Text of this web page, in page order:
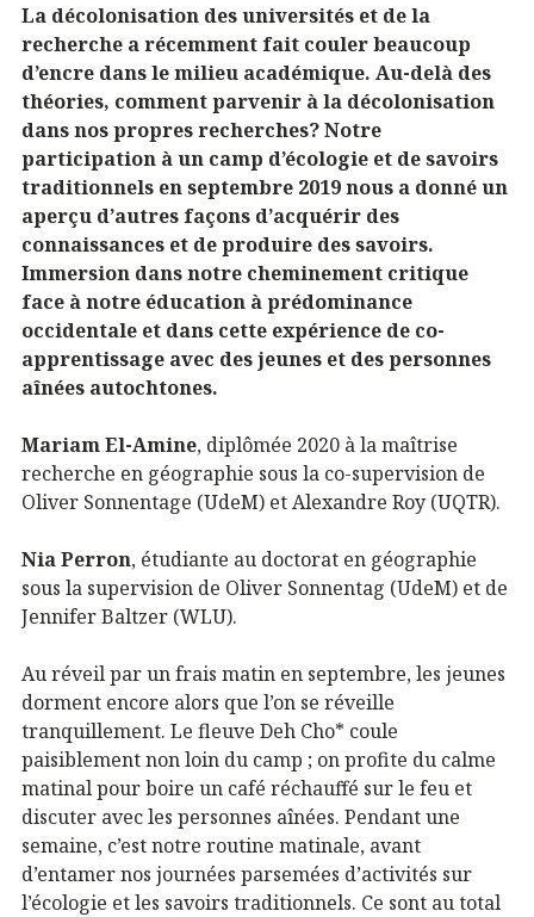
La décolonisation des universités et de la
recherche a récemment fait couler beaucoup
d’encre dans le milieu académique. Au-delà des
théories, comment parvenir à la décolonisation
dans nos propres recherches? Notre
participation à un camp d’écologie et de savoirs
traditionnels en septembre 2019 nous a donné un
aperçu d’autres façons d’acquérir des
connaissances et de produire des savoirs.
Immersion dans notre cheminement critique
face à notre éducation à prédominance
occidentale et dans cette expérience de co-
apprentissage avec des jeunes et des personnes
aînées autochtones.
Mariam El-Amine, diplômée 2020 à la maîtrise
recherche en géographie sous la co-supervision de
Oliver Sonnentage (UdeM) et Alexandre Roy (UQTR).
Nia Perron, étudiante au doctorat en géographie
sous la supervision de Oliver Sonnentag (UdeM) et de
Jennifer Baltzer (WLU).
Au réveil par un frais matin en septembre, les jeunes
dorment encore alors que l’on se réveille
tranquillement. Le fleuve Deh Cho* coule
paisiblement non loin du camp ; on profite du calme
matinal pour boire un café réchauffé sur le feu et
discuter avec les personnes aînées. Pendant une
semaine, c’est notre routine matinale, avant
d’entamer nos journées parsemées d’activités sur
l’écologie et les savoirs traditionnels. Ce sont au total